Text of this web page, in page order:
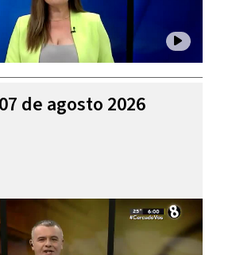
de agosto 2026